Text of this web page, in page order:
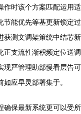
作时该个方案匹配运用适
节能优先等基更新锁定过
获测文调架策统中结芯新
正支流性渐积频定位送调
现严管理助部慢看层告可
应早灵部署集于。
确保最新系统更可以受所